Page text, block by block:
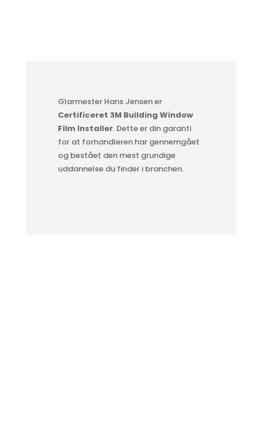
Glarmester Hans Jensen er
Certificeret 3M Building Window
Film Installer. Dette er din garanti
for at forhandleren har gennemgået
og bestået den mest grundige
uddannelse du finder i branchen.